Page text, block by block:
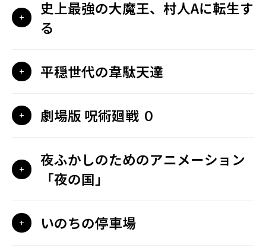
史上最強の大魔王、村人Aに転生す
る
平穏世代の韋駄天達
劇場版 呪術廻戦 ０
夜ふかしのためのアニメーション
「夜の国」
いのちの停車場